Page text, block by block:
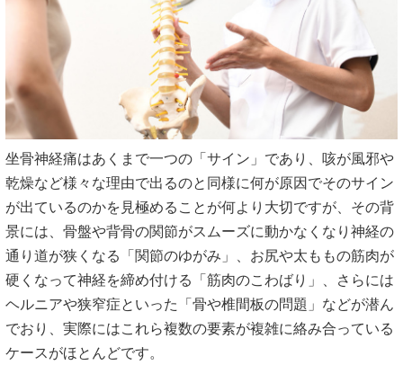
坐骨神経痛はあくまで一つの「サイン」であり、咳が風邪や
乾燥など様々な理由で出るのと同様に何が原因でそのサイン
が出ているのかを見極めることが何より大切ですが、その背
景には、骨盤や背骨の関節がスムーズに動かなくなり神経の
通り道が狭くなる「関節のゆがみ」、お尻や太ももの筋肉が
硬くなって神経を締め付ける「筋肉のこわばり」、さらには
ヘルニアや狭窄症といった「骨や椎間板の問題」などが潜ん
でおり、実際にはこれら複数の要素が複雑に絡み合っている
ケースがほとんどです。